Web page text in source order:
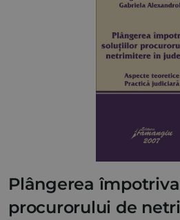
Plângerea
procurorului de